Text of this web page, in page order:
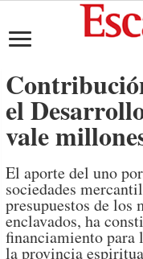
el
vale
El aporte del uno
sociedades
presupuestos de los
enclavados, ha
financiamiento para
la provincia